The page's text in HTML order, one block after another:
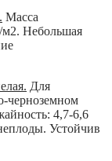
Масса
м2. Небольшая
Для
черноземном
4,7-6,6
Устойчив